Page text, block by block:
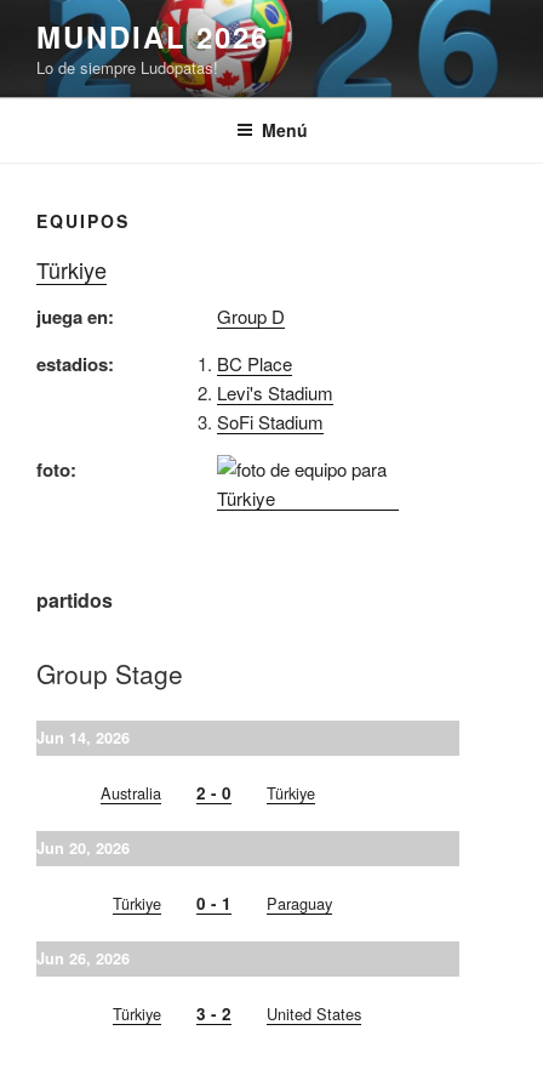
contenido
MUNDIAL 2026
Lo de siempre Ludopatas!
Menú
EQUIPOS
Türkiye
juega en: Group D
estadios:
BC Place
Levi's Stadium
SoFi Stadium
foto:
partidos
Group Stage
Jun 14, 2026
Australia 2 - 0 Türkiye
Jun 20, 2026
Türkiye 0 - 1 Paraguay
Jun 26, 2026
Türkiye 3 - 2 United States